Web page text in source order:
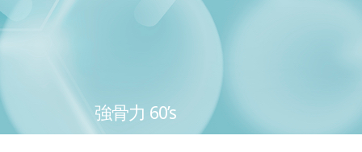
強骨力 60’s